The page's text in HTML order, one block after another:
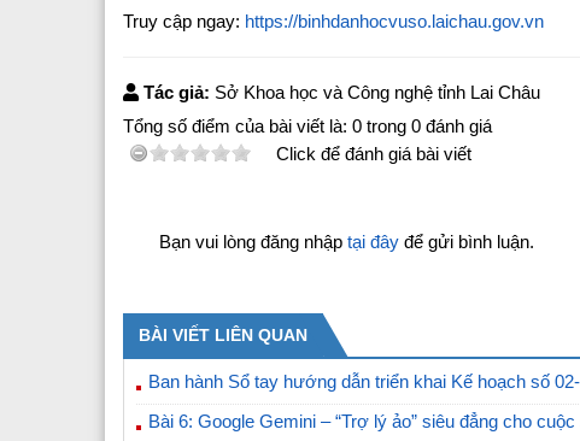
Truy cập ngay: https://binhdanhocvuso.laichau.gov.vn
Tác giả: Sở Khoa học và Công nghệ tỉnh Lai Châu
Tổng số điểm của bài viết là: 0 trong 0 đánh giá
Click để đánh giá bài viết
Bạn vui lòng đăng nhập tại đây để gửi bình luận.
BÀI VIẾT LIÊN QUAN
Ban hành Sổ tay hướng dẫn triển khai Kế hoạch số
Bài 6: Google Gemini – “Trợ lý ảo” siêu đẳng cho